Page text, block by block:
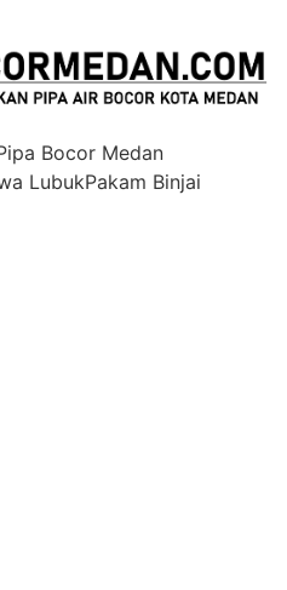
Bocor Medan
LubukPakam Binjai